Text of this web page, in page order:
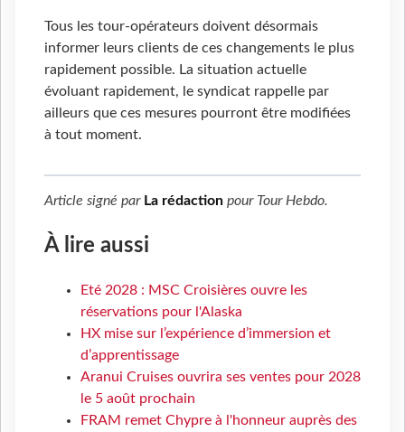
Tous les tour-opérateurs doivent désormais
informer leurs clients de ces changements le plus
rapidement possible. La situation actuelle
évoluant rapidement, le syndicat rappelle par
ailleurs que ces mesures pourront être modifiées
à tout moment.
Article signé par La rédaction pour Tour Hebdo.
À lire aussi
Eté 2028 : MSC Croisières ouvre les
réservations pour l'Alaska
HX mise sur l’expérience d’immersion et
d’apprentissage
Aranui Cruises ouvrira ses ventes pour 2028
le 5 août prochain
FRAM remet Chypre à l'honneur auprès des